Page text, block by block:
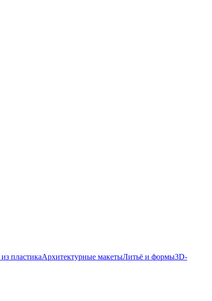
пластикаАрхитектурные макетыЛитьё и формы3D-